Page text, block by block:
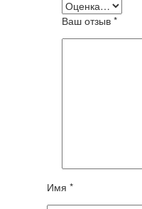
Ваш отзыв *
Имя *